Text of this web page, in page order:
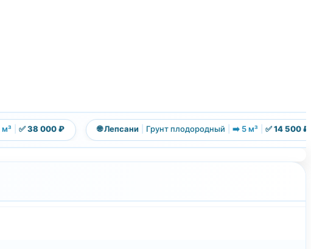
| ✅ 38 000 ₽ 🌐 Лепсани | Грунт плодородный | ➡️ 5 м³ | ✅ 14 500 ₽